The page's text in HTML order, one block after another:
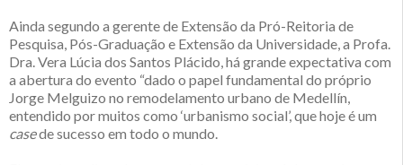
Ainda segundo a gerente de Extensão da Pró-Reitoria de
Pesquisa, Pós-Graduação e Extensão da Universidade, a Profa.
Dra. Vera Lúcia dos Santos Plácido, há grande expectativa com
a abertura do evento “dado o papel fundamental do próprio
Jorge Melguizo no remodelamento urbano de Medellín,
entendido por muitos como ‘urbanismo social’, que hoje é um
casede sucesso em todo o mundo.